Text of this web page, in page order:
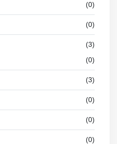
(0)
(0)
(3)
(0)
(3)
(0)
(0)
(0)